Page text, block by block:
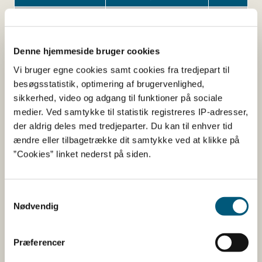
Denne hjemmeside bruger cookies
Vi bruger egne cookies samt cookies fra tredjepart til
besøgsstatistik, optimering af brugervenlighed,
sikkerhed, video og adgang til funktioner på sociale
medier. Ved samtykke til statistik registreres IP-adresser,
der aldrig deles med tredjeparter. Du kan til enhver tid
ændre eller tilbagetrække dit samtykke ved at klikke på
”Cookies” linket nederst på siden.
Nødvendig
Præferencer
(8-10%GLA)
Her kan du finde detaljerede
oplysninger om det kosttilskud,
du har søgt på
Informationerne er angivet af den virksomhed, der har
Her kan du bl.a. se, hvilke indholdsstoffer produktet
indeholder, og i hvilke mængder: